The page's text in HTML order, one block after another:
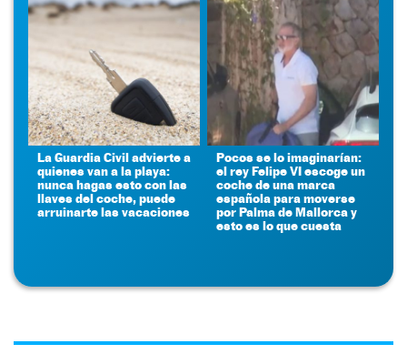
La Guardia Civil advierte a
quienes van a la playa:
nunca hagas esto con las
llaves del coche, puede
arruinarte las vacaciones
Pocos se lo imaginarían:
el rey Felipe VI escoge un
coche de una marca
española para moverse
por Palma de Mallorca y
esto es lo que cuesta